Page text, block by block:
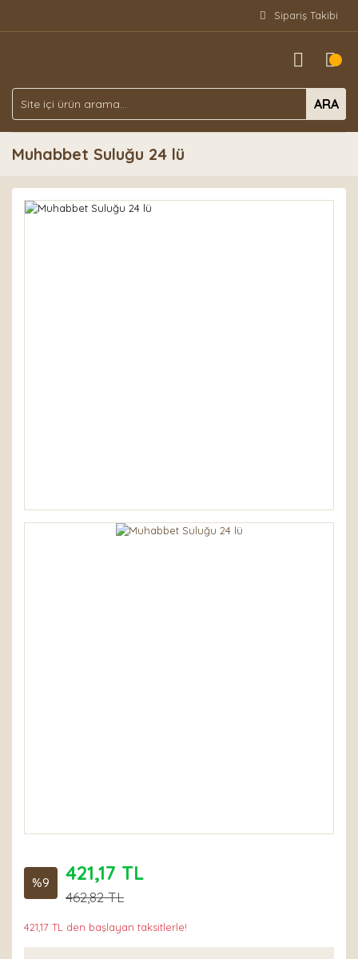
Sipariş Takibi
ARA
Muhabbet Suluğu 24 lü
%9 421,17 TL
462,82 TL
421,17 TL den başlayan taksitlerle!